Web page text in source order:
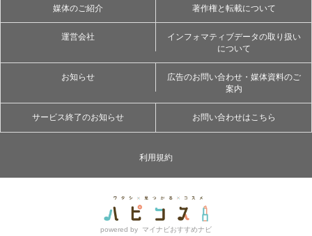
媒体のご紹介 著作権と転載について
運営会社
インフォマティブデータの取り扱い
について
お知らせ
広告のお問い合わせ・媒体資料のご
案内
サービス終了のお知らせ お問い合わせはこちら
利用規約
powered by マイナビおすすめナビ